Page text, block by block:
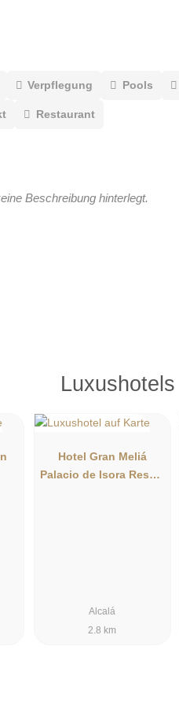
Verpflegung Pools
Restaurant
Beschreibung hinterlegt.
Hotel Gran Meliá
Palacio de Isora Resort
Alcalá
2.8 km